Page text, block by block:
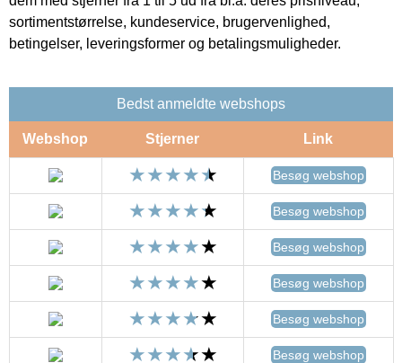
sortimentstørrelse, kundeservice, brugervenlighed,
betingelser, leveringsformer og betalingsmuligheder.
Bedst anmeldte webshops
Webshop Stjerner Link
Besøg webshop
Besøg webshop
Besøg webshop
Besøg webshop
Besøg webshop
Besøg webshop